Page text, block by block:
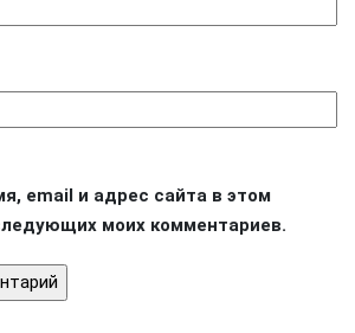
email и адрес сайта в этом
моих комментариев.